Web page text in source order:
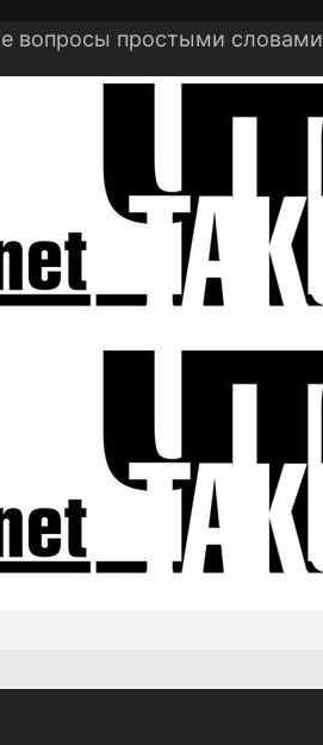
вопросы простыми словами